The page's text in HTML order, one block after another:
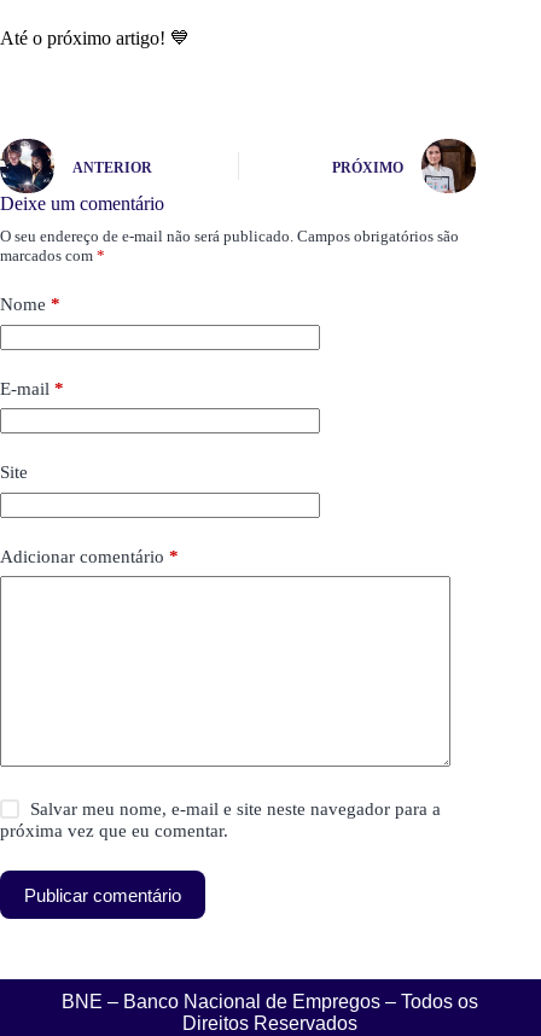
Até o próximo artigo! 💙
ANTERIOR PRÓXIMO
Deixe um comentário
O seu endereço de e-mail não será publicado. Campos obrigatórios são
marcados com *
Nome *
E-mail *
Site
Adicionar comentário *
Salvar meu nome, e-mail e site neste navegador para a
próxima vez que eu comentar.
Publicar comentário
BNE – Banco Nacional de Empregos – Todos os
Direitos Reservados